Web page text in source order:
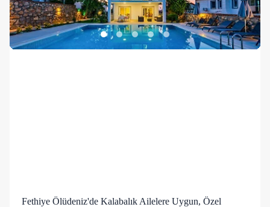
Fethiye Ölüdeniz'de Kalabalık Ailelere Uygun, Özel